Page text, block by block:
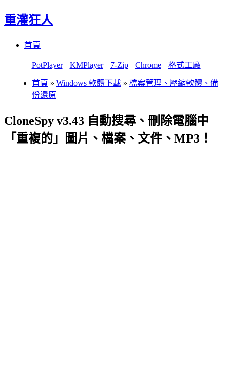
重灌狂人
首頁
PotPlayer KMPlayer 7-Zip Chrome 格式工廠
首頁 » Windows 軟體下載 » 檔案管理、壓縮軟體、備
份還原
CloneSpy v3.43 自動搜尋、刪除電腦中
「重複的」圖片、檔案、文件、MP3！